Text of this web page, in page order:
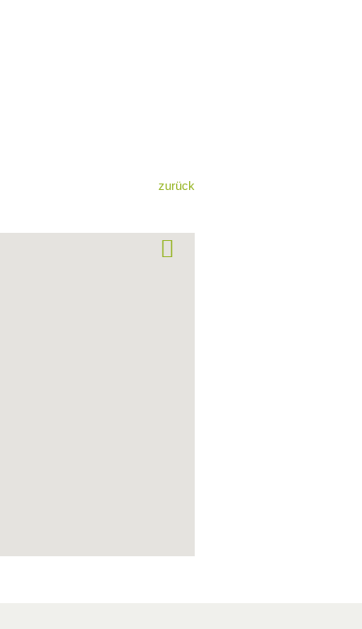
zurück